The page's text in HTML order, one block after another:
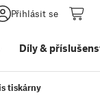
Přihlásit se
Díly&
tiskárny